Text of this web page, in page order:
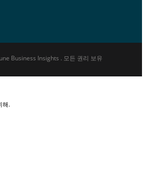
Business Insights . 모든 권리 보유
해.